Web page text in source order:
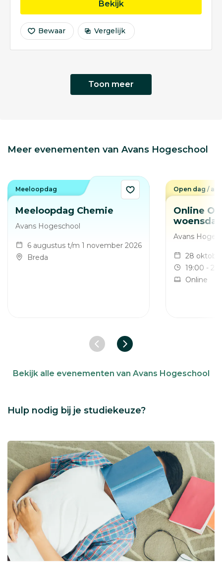
Bekijkopleiding Opleiding tot
Bewaar Vergelijk
Toon meer
Meer evenementen van Avans Hogeschool
Meeloopdag Chemie
Avans Hogeschool
6 augustus t/m 1 november 2026
Breda
Meeloopdag
Online
Avans
28
19:00 -
Online
Open dag /
Bekijk alle evenementen van Avans Hogeschool
Vorige slideVolgende slide
Hulp nodig bij je studiekeuze?